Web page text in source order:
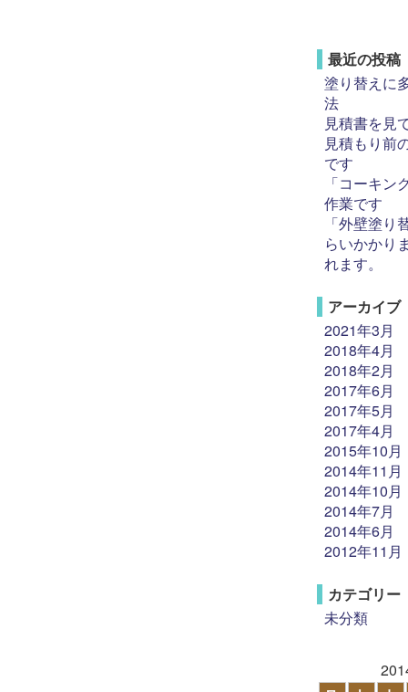
最近の投稿
塗り替えに
法
見積書を
見積もり前
です
「コーキン
作業です
「外壁塗り
らいかかり
れます。
アーカイブ
2021年3月
2018年4月
2018年2月
2017年6月
2017年5月
2017年4月
2015年10月
2014年11月
2014年10月
2014年7月
2014年6月
2012年11月
カテゴリー
未分類